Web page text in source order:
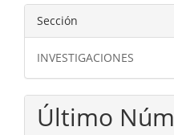
Sección
INVESTIGACIONES
Último